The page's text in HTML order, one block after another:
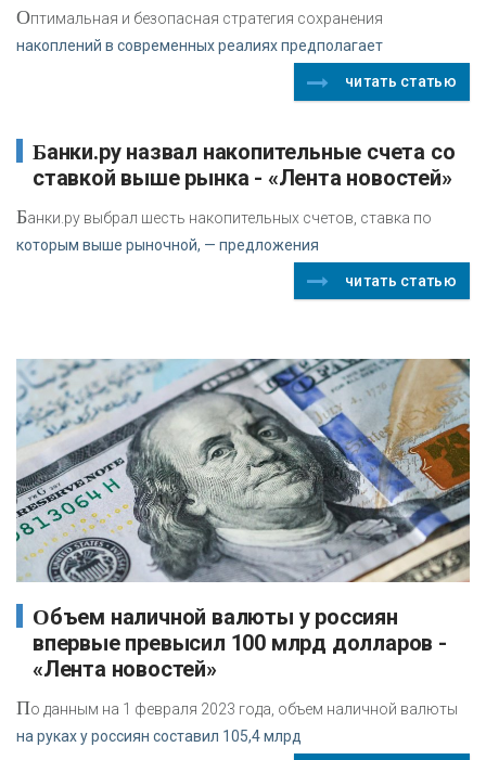
Оптимальная и безопасная стратегия сохранения
накоплений в современных реалиях предполагает
читать статью
Банки.ру назвал накопительные счета со
ставкой выше рынка - «Лента новостей»
Банки.ру выбрал шесть накопительных счетов, ставка по
которым выше рыночной, — предложения
читать статью
Объем наличной валюты у россиян
впервые превысил 100 млрд долларов -
«Лента новостей»
По данным на 1 февраля 2023 года, объем наличной валюты
на руках у россиян составил 105,4 млрд